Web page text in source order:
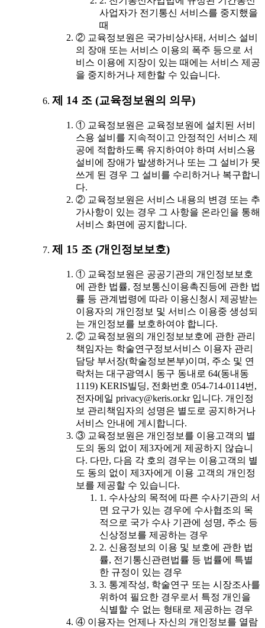
사업자가 전기통신 서비스를 중지했을
때
② 교육정보원은 국가비상사태, 서비스 설비
의 장애 또는 서비스 이용의 폭주 등으로 서
비스 이용에 지장이 있는 때에는 서비스 제공
을 중지하거나 제한할 수 있습니다.
제 14 조 (교육정보원의 의무)
① 교육정보원은 교육정보원에 설치된 서비
스용 설비를 지속적이고 안정적인 서비스 제
공에 적합하도록 유지하여야 하며 서비스용
설비에 장애가 발생하거나 또는 그 설비가 못
쓰게 된 경우 그 설비를 수리하거나 복구합니
다.
② 교육정보원은 서비스 내용의 변경 또는 추
가사항이 있는 경우 그 사항을 온라인을 통해
서비스 화면에 공지합니다.
제 15 조 (개인정보보호)
① 교육정보원은 공공기관의 개인정보보호
에 관한 법률, 정보통신이용촉진등에 관한 법
률 등 관계법령에 따라 이용신청시 제공받는
이용자의 개인정보 및 서비스 이용중 생성되
는 개인정보를 보호하여야 합니다.
② 교육정보원의 개인정보보호에 관한 관리
책임자는 학술연구정보서비스 이용자 관리
담당 부서장(학술정보본부)이며, 주소 및 연
락처는 대구광역시 동구 동내로 64(동내동
1119) KERIS빌딩, 전화번호 054-714-0114번,
전자메일 privacy@keris.or.kr 입니다. 개인정
보 관리책임자의 성명은 별도로 공지하거나
서비스 안내에 게시합니다.
③ 교육정보원은 개인정보를 이용고객의 별
도의 동의 없이 제3자에게 제공하지 않습니
다. 다만, 다음 각 호의 경우는 이용고객의 별
도 동의 없이 제3자에게 이용 고객의 개인정
보를 제공할 수 있습니다.
1. 수사상의 목적에 따른 수사기관의 서
면 요구가 있는 경우에 수사협조의 목
적으로 국가 수사 기관에 성명, 주소 등
신상정보를 제공하는 경우
2. 신용정보의 이용 및 보호에 관한 법
률, 전기통신관련법률 등 법률에 특별
한 규정이 있는 경우
3. 통계작성, 학술연구 또는 시장조사를
위하여 필요한 경우로서 특정 개인을
식별할 수 없는 형태로 제공하는 경우
④ 이용자는 언제나 자신의 개인정보를 열람